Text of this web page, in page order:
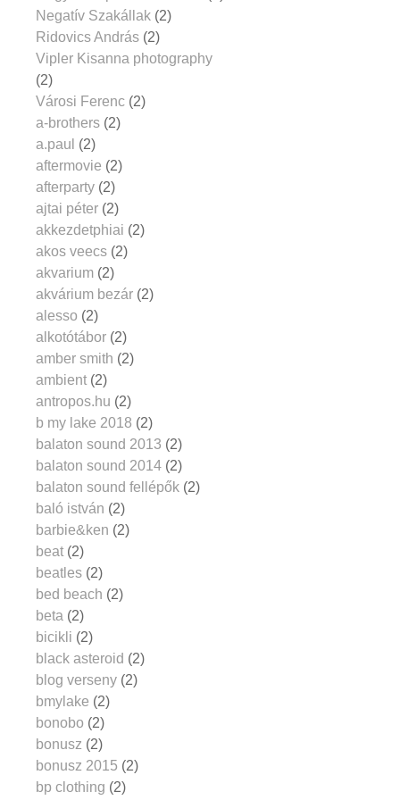
Negatív Szakállak (2)
Ridovics András (2)
Vipler Kisanna photography
(2)
Városi Ferenc (2)
a-brothers (2)
a.paul (2)
aftermovie (2)
afterparty (2)
ajtai péter (2)
akkezdetphiai (2)
akos veecs (2)
akvarium (2)
akvárium bezár (2)
alesso (2)
alkotótábor (2)
amber smith (2)
ambient (2)
antropos.hu (2)
b my lake 2018 (2)
balaton sound 2013 (2)
balaton sound 2014 (2)
balaton sound fellépők (2)
baló istván (2)
barbie&ken (2)
beat (2)
beatles (2)
bed beach (2)
beta (2)
bicikli (2)
black asteroid (2)
blog verseny (2)
bmylake (2)
bonobo (2)
bonusz (2)
bonusz 2015 (2)
bp clothing (2)